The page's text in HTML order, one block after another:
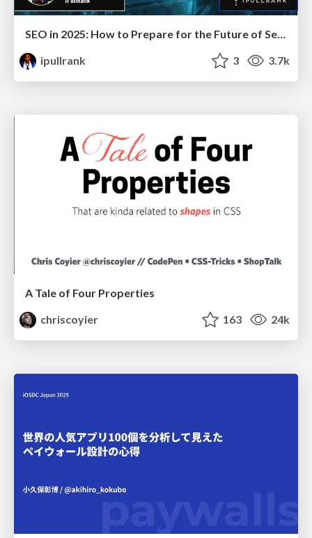
SEO in 2025: How to Prepare for the Future of Search
ipullrank
3 3.7k
A Tale of Four Properties
chriscoyier
163 24k